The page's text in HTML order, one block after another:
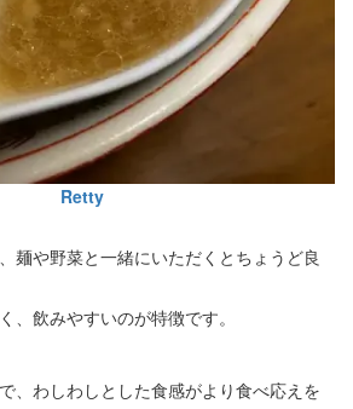
Retty
麺や野菜と一緒にいただくとちょうど良
、飲みやすいのが特徴です。
、わしわしとした食感がより食べ応えを